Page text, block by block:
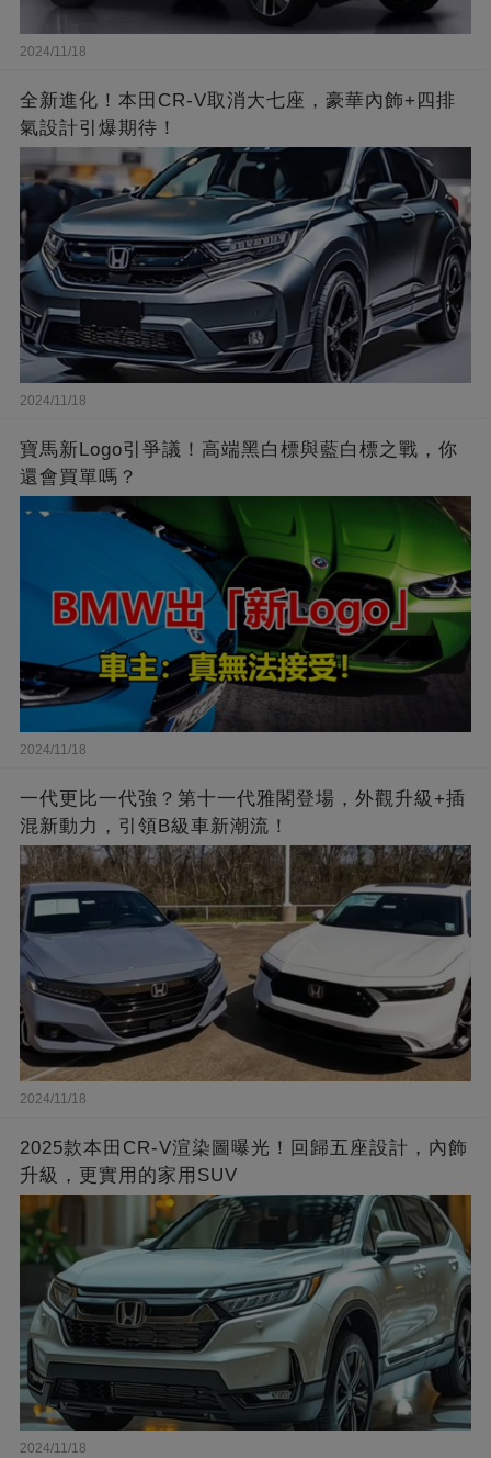
2024/11/18
全新進化！本田CR-V取消大七座，豪華內飾+四排
氣設計引爆期待！
2024/11/18
寶馬新Logo引爭議！高端黑白標與藍白標之戰，你
還會買單嗎？
2024/11/18
一代更比一代強？第十一代雅閣登場，外觀升級+插
混新動力，引領B級車新潮流！
2024/11/18
2025款本田CR-V渲染圖曝光！回歸五座設計，內飾
升級，更實用的家用SUV
2024/11/18